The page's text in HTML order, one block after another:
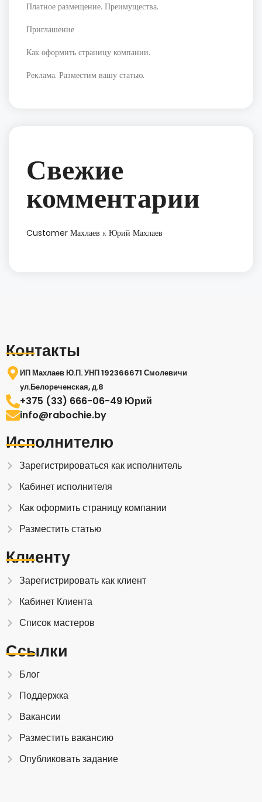
Платное размещение. Преимущества.
Приглашение
Как оформить страницу компании.
Реклама. Разместим вашу статью.
Свежие
комментарии
Customer Махлаев к Юрий Махлаев
Контакты
ИП Махлаев Ю.П. УНП 192366671 Смолевичи
ул.Белореченская, д.8
+375 (33) 666-06-49 Юрий
info@rabochie.by
Исполнителю
Зарегистрироваться как исполнитель
Кабинет исполнителя
Как оформить страницу компании
Разместить статью
Клиенту
Зарегистрировать как клиент
Кабинет Клиента
Список мастеров
Ссылки
Блог
Поддержка
Вакансии
Разместить вакансию
Опубликовать задание